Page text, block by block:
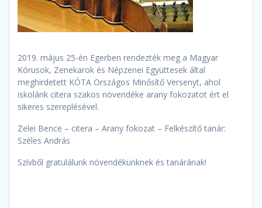
2019. május 25-én Egerben rendezték meg a Magyar
Kórusok, Zenekarok és Népzenei Együttesek által
meghirdetett KÓTA Országos Minősítő Versenyt, ahol
iskolánk citera szakos növendéke arany fokozatot ért el
sikeres szereplésével.
Zelei Bence – citera – Arany fokozat – Felkészítő tanár:
Széles András
Szívből gratulálunk növendékünknek és tanárának!